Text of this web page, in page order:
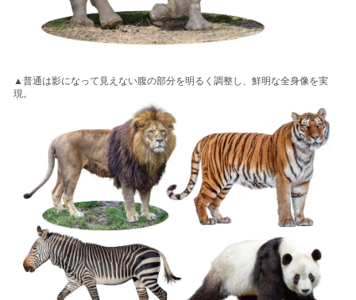
▲普通は影になって見えない腹の部分を明るく調整し、鮮明な全身像を実
現。